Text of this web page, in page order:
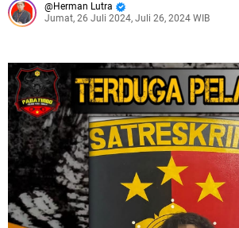
Herman Lutra
Jumat, 26 Juli 2024, Juli 26, 2024 WIB